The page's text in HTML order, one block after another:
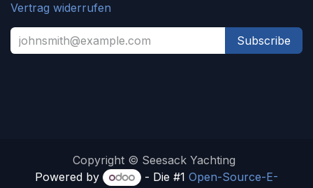
Vertrag widerrufen
Subscribe
Copyright © Seesack Yachting
Powered by
- Die #1 Open-Source-E-